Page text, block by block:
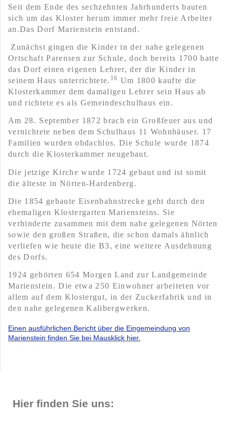
Seit dem Ende des sechzehnten Jahrhunderts bauten
sich um das Kloster herum immer mehr freie Arbeiter
an.Das Dorf Marienstein entstand.
Zunächst gingen die Kinder in der nahe gelegenen
Ortschaft Parensen zur Schule, doch bereits 1700 hatte
das Dorf einen eigenen Lehrer, der die Kinder in
seinem Haus unterrichtete. 16 Um 1800 kaufte die
Klosterkammer dem damaligen Lehrer sein Haus ab
und richtete es als Gemeindeschulhaus ein.
Am 28. September 1872 brach ein Großfeuer aus und
vernichtete neben dem Schulhaus 11 Wohnhäuser. 17
Familien wurden obdachlos. Die Schule wurde 1874
durch die Klosterkammer neugebaut.
Die jetzige Kirche wurde 1724 gebaut und ist somit
die älteste in Nörten-Hardenberg.
Die 1854 gebaute Eisenbahnstrecke geht durch den
ehemaligen Klostergarten Mariensteins. Sie
verhinderte zusammen mit dem nahe gelegenen Nörten
sowie den großen Straßen, die schon damals ähnlich
verliefen wie heute die B3, eine weitere Ausdehnung
des Dorfs.
1924 gehörten 654 Morgen Land zur Landgemeinde
Marienstein. Die etwa 250 Einwohner arbeiteten vor
allem auf dem Klostergut, in der Zuckerfabrik und in
den nahe gelegenen Kalibergwerken.
Einen ausführlichen Bericht über die Eingemeindung von
Marienstein finden Sie bei Mausklick hier.
Hier finden Sie uns: